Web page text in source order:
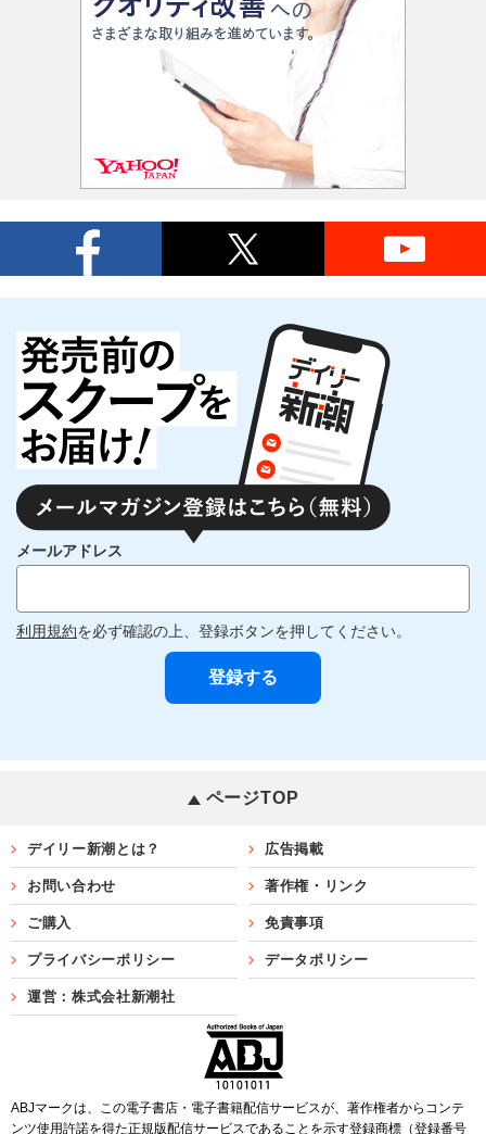
メールアドレス
利用規約を必ず確認の上、登録ボタンを押してください。
ページTOP
デイリー新潮とは？ 広告掲載
お問い合わせ 著作権・リンク
ご購入 免責事項
プライバシーポリシー データポリシー
運営：株式会社新潮社
ABJマークは、この電子書店・電子書籍配信サービスが、著作権者からコンテ
ンツ使用許諾を得た正規版配信サービスであることを示す登録商標（登録番号